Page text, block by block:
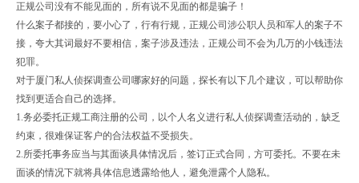
正规公司没有不能见面的，所有说不见面的都是骗子！
什么案子都接的，要小心了，行有行规，正规公司涉公职人员和军人的案子不
接，夸大其词最好不要相信，案子涉及违法，正规公司不会为几万的小钱违法
犯罪。
对于厦门私人侦探调查公司哪家好的问题，探长有以下几个建议，可以帮助你
找到更适合自己的选择。
1.务必委托正规工商注册的公司，以个人名义进行私人侦探调查活动的，缺乏
约束，很难保证客户的合法权益不受损失。
2.所委托事务应当与其面谈具体情况后，签订正式合同，方可委托。不要在未
面谈的情况下就将具体信息透露给他人，避免泄露个人隐私。